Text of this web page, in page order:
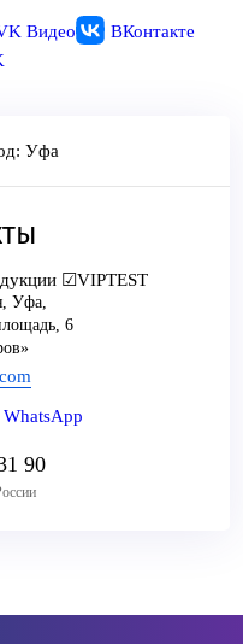
Видео
ВКонтакте
Уфа
☑VIPTEST
, Уфа,
6
WhatsApp
90